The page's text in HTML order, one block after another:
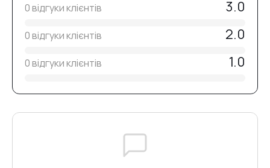
0 відгуки клієнтів 3.0
0 відгуки клієнтів 2.0
0 відгуки клієнтів 1.0